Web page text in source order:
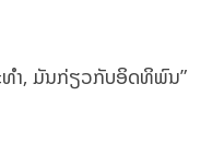
ທຳ, ມັນກ່ຽວກັບອິດທິພົນ”